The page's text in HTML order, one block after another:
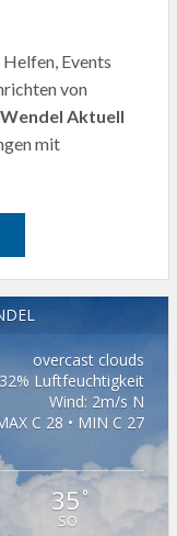
Events
von
Aktuell
mit
overcast clouds
32% Luftfeuchtigkeit
Wind: 2m/s N
C 28 • MIN C 27
35°
SO